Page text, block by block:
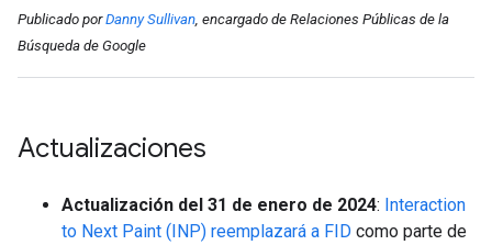
Publicado porDanny Sullivan, encargado de Relaciones Públicas de la
Búsqueda de Google
Actualizaciones
Actualización del 31 de enero de 2024: Interaction
to Next Paint (INP) reemplazará a FID como parte de